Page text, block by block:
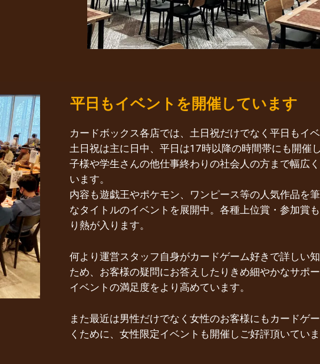
平日もイベントを開催しています
カードボックス各店では、土日祝だけでなく平日もイ
土日祝は主に日中、平日は17時以降の時間帯にも開催
子様や学生さんの他仕事終わりの社会人の方まで幅広
います。
内容も遊戯王やポケモン、ワンピース等の人気作品を
なタイトルのイベントを展開中。各種上位賞・参加賞
り熱が入ります。
何より運営スタッフ自身がカードゲーム好きで詳しい
ため、お客様の疑問にお答えしたりきめ細やかなサポ
イベントの満足度をより高めています。
また最近は男性だけでなく女性のお客様にもカードゲ
くために、女性限定イベントも開催しご好評頂いてい